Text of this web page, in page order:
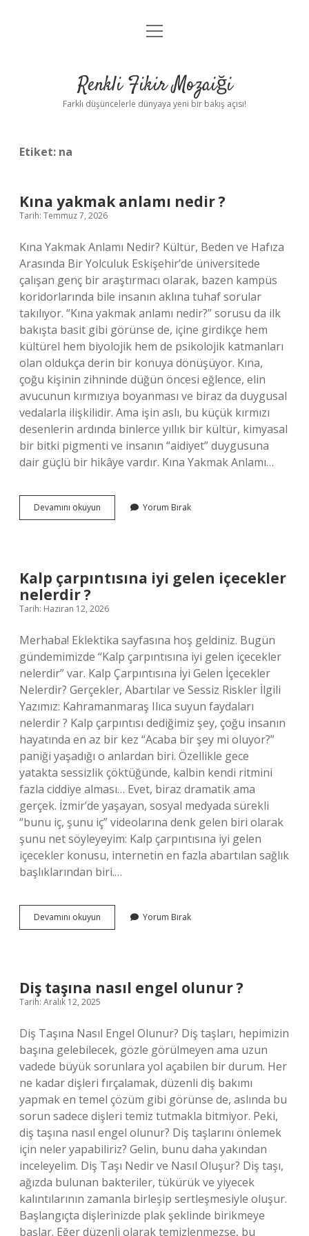
Anasayfa
Yasal Uyarı
menüyü
Renkli Fikir Mozaiği
Farklı düşüncelerle dünyaya yeni bir bakış açısı!
Etiket: na
Kına yakmak anlamı nedir ?
Tarih: Temmuz 7, 2026
Kına Yakmak Anlamı Nedir? Kültür, Beden ve Hafıza
Arasında Bir Yolculuk Eskişehir’de üniversitede
çalışan genç bir araştırmacı olarak, bazen kampüs
koridorlarında bile insanın aklına tuhaf sorular
takılıyor. “Kına yakmak anlamı nedir?” sorusu da ilk
bakışta basit gibi görünse de, içine girdikçe hem
kültürel hem biyolojik hem de psikolojik katmanları
olan oldukça derin bir konuya dönüşüyor. Kına,
çoğu kişinin zihninde düğün öncesi eğlence, elin
avucunun kırmızıya boyanması ve biraz da duygusal
vedalarla ilişkilidir. Ama işin aslı, bu küçük kırmızı
desenlerin ardında binlerce yıllık bir kültür, kimyasal
bir bitki pigmenti ve insanın “aidiyet” duygusuna
dair güçlü bir hikâye vardır. Kına Yakmak Anlamı…
Devamını okuyun
yakmak
Yorum Bırak
Kalp çarpıntısına iyi gelen içecekler
nelerdir ?
Tarih: Haziran 12, 2026
Merhaba! Eklektika sayfasına hoş geldiniz. Bugün
gündemimizde “Kalp çarpıntısına iyi gelen içecekler
nelerdir” var. Kalp Çarpıntısına İyi Gelen İçecekler
Nelerdir? Gerçekler, Abartılar ve Sessiz Riskler İlgili
Yazımız: Kahramanmaraş Ilıca suyun faydaları
nelerdir ? Kalp çarpıntısı dediğimiz şey, çoğu insanın
hayatında en az bir kez “Acaba bir şey mi oluyor?”
paniği yaşadığı o anlardan biri. Özellikle gece
yatakta sessizlik çöktüğünde, kalbin kendi ritmini
fazla ciddiye alması… Evet, biraz dramatik ama
gerçek. İzmir’de yaşayan, sosyal medyada sürekli
“bunu iç, şunu iç” videolarına denk gelen biri olarak
şunu net söyleyeyim: Kalp çarpıntısına iyi gelen
içecekler konusu, internetin en fazla abartılan sağlık
başlıklarından biri.…
Devamını okuyun
çarpıntısına
?
Yorum Bırak
Diş taşına nasıl engel olunur ?
Tarih: Aralık 12, 2025
Diş Taşına Nasıl Engel Olunur? Diş taşları, hepimizin
başına gelebilecek, gözle görülmeyen ama uzun
vadede büyük sorunlara yol açabilen bir durum. Her
ne kadar dişleri fırçalamak, düzenli diş bakımı
yapmak en temel çözüm gibi görünse de, aslında bu
sorun sadece dişleri temiz tutmakla bitmiyor. Peki,
diş taşına nasıl engel olunur? Diş taşlarını önlemek
için neler yapabiliriz? Gelin, bunu daha yakından
inceleyelim. Diş Taşı Nedir ve Nasıl Oluşur? Diş taşı,
ağızda bulunan bakteriler, tükürük ve yiyecek
kalıntılarının zamanla birleşip sertleşmesiyle oluşur.
Başlangıçta dişlerinizde plak şeklinde birikmeye
başlar. Eğer düzenli olarak temizlenmezse, bu